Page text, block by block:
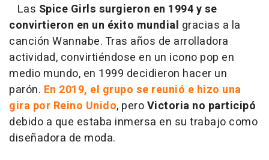
Las Spice Girls surgieron en 1994 y se
convirtieron en un éxito mundial gracias a la
canción Wannabe. Tras años de arrolladora
actividad, convirtiéndose en un icono pop en
medio mundo, en 1999 decidieron hacer un
parón. En 2019, el grupo se reunió e hizo una
gira por Reino Unido, peroVictoria no participó
debido a que estaba inmersa en su trabajo como
diseñadora de moda.